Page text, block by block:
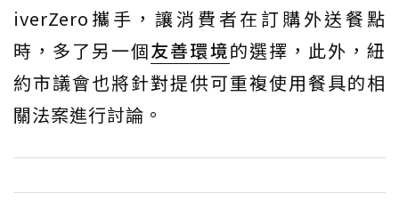
iverZero攜手，讓消費者在訂購外送餐點
時，多了另一個友善環境的選擇，此外，紐
約市議會也將針對提供可重複使用餐具的相
關法案進行討論。